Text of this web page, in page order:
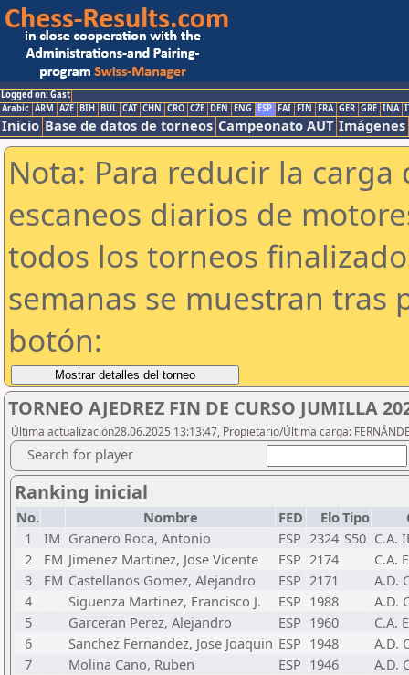
Logged on: Gast
Arabic ARM AZE BIH BUL CAT CHN CRO CZE DEN ENG ESP FAI FIN FRA GER GRE INA
Inicio Base de datos de torneos Campeonato AUT Imágenes
Nota: Para reducir la
escaneos diarios de
todos los torneos
semanas se muestran tras
botón:
TORNEO AJEDREZ FIN DE CURSO JUMILLA
Última actualización28.06.2025 13:13:47, Propietario/Última carga:
Search for player
Ranking inicial
No. Nombre FED EloTipo
1
IM Granero Roca, Antonio ESP 2324 S50 C.A.
2
FM Jimenez Martinez, Jose Vicente ESP 2174
C.A.
3
FM Castellanos Gomez, Alejandro ESP 2171
A.D.
4
Siguenza Martinez, Francisco J. ESP 1988
A.D.
5
Garceran Perez, Alejandro ESP 1960
C.A.
6
Sanchez Fernandez, Jose Joaquin ESP 1948
A.D.
7
Molina Cano, Ruben ESP 1946
A.D.